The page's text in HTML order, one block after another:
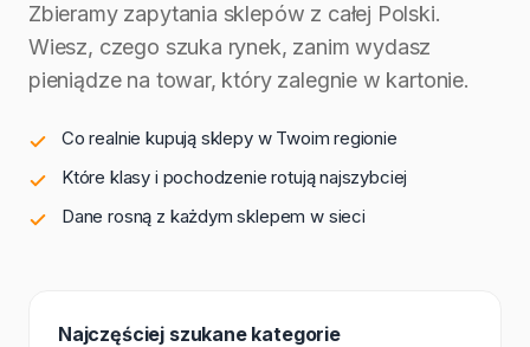
Zbieramy zapytania sklepów z całej Polski.
Wiesz, czego szuka rynek, zanim wydasz
pieniądze na towar, który zalegnie w kartonie.
Co realnie kupują sklepy w Twoim regionie
Które klasy i pochodzenie rotują najszybciej
Dane rosną z każdym sklepem w sieci
Najczęściej szukane kategorie